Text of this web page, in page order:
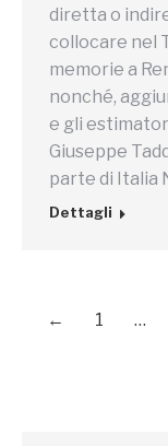
diretta o
collocare nel
memorie a
nonché,
e gli
Giuseppe
parte di Italia
Dettagli
← 1 …